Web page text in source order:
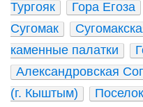
Тургояк
Гора Егоза
Сугомак
каменные палатки
Александровская
(г. Кыштым)